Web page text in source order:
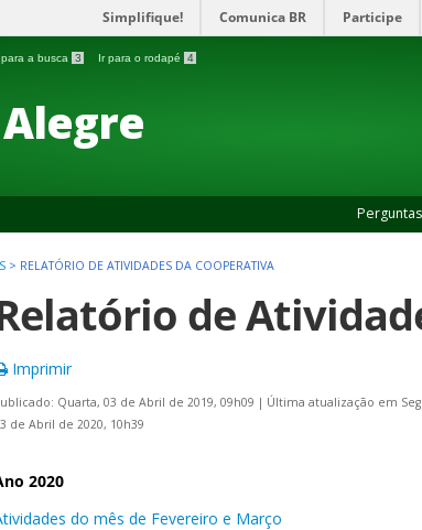
Simplifique! Comunica BR Participe
para a busca 3 Ir para o rodapé 4
> RELATÓRIO DE ATIVIDADES DA COOPERATIVA
de
Imprimir
Quarta, 03 de Abril de 2019, 09h09 | Última atualização em
de Abril de 2020, 10h39
2020
do mês de Fevereiro e Março